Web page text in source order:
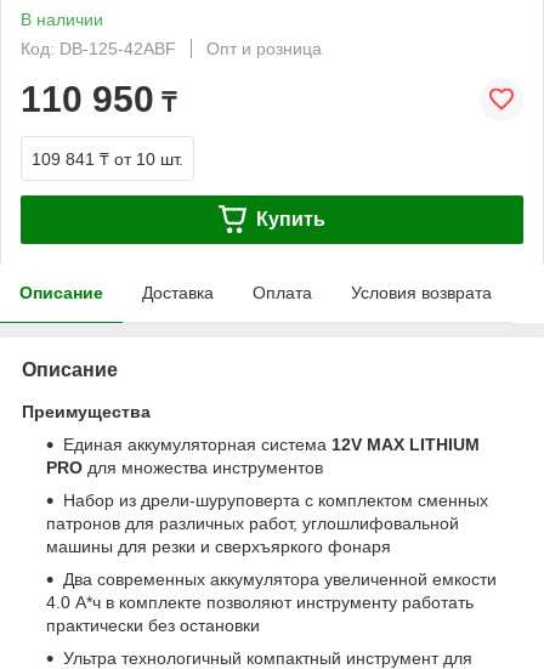
В наличии
Код: DB-125-42ABF
Опт и розница
110 950 ₸
109 841 ₸ от 10 шт.
Купить
Описание Доставка Оплата Условия возврата
Описание
Преимущества
Единая аккумуляторная система 12V MAX LITHIUM
PRO для множества инструментов
Набор из дрели-шуруповерта с комплектом сменных
патронов для различных работ, углошлифовальной
машины для резки и сверхъяркого фонаря
Два современных аккумулятора увеличенной емкости
4.0 А*ч в комплекте позволяют инструменту работать
практически без остановки
Ультра технологичный компактный инструмент для